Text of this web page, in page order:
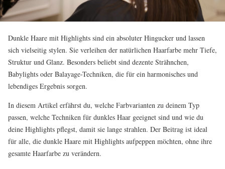
Dunkle Haare mit Highlights sind ein absoluter Hingucker und lassen
sich vielseitig stylen. Sie verleihen der natürlichen Haarfarbe mehr Tiefe,
Struktur und Glanz. Besonders beliebt sind dezente Strähnchen,
Babylights oder Balayage-Techniken, die für ein harmonisches und
lebendiges Ergebnis sorgen.
In diesem Artikel erfährst du, welche Farbvarianten zu deinem Typ
passen, welche Techniken für dunkles Haar geeignet sind und wie du
deine Highlights pflegst, damit sie lange strahlen. Der Beitrag ist ideal
für alle, die dunkle Haare mit Highlights aufpeppen möchten, ohne ihre
gesamte Haarfarbe zu verändern.